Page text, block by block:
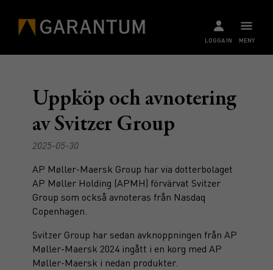
MENY
LOGGA IN
Uppköp och avnotering
av Svitzer Group
2025-05-30
AP Møller-Maersk Group har via dotterbolaget
AP Møller Holding (APMH) förvärvat Svitzer
Group som också avnoteras från Nasdaq
Copenhagen.
Svitzer Group har sedan avknoppningen från AP
Møller-Maersk 2024 ingått i en korg med AP
Møller-Maersk i nedan produkter.